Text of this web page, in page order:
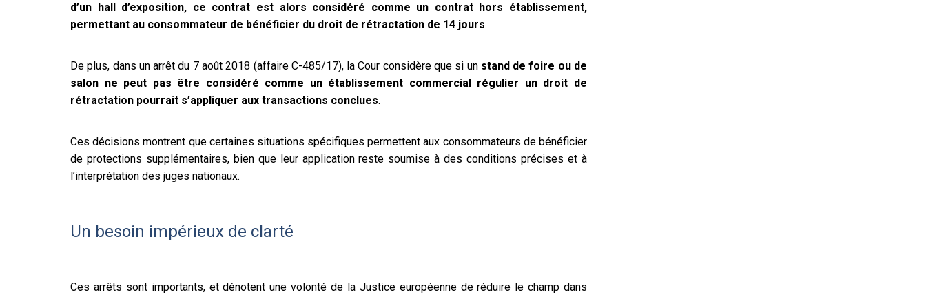
d’un hall d’exposition, ce contrat est alors considéré comme un contrat hors établissement,
permettant au consommateur de bénéficier du droit de rétractation de 14 jours.
De plus, dans un arrêt du 7 août 2018 (affaire C-485/17), la Cour considère que si un stand de foire ou de
salon ne peut pas être considéré comme un établissement commercial régulier un droit de
rétractation pourrait s’appliquer aux transactions conclues.
Ces décisions montrent que certaines situations spécifiques permettent aux consommateurs de bénéficier
de protections supplémentaires, bien que leur application reste soumise à des conditions précises et à
l’interprétation des juges nationaux.
Un besoin impérieux de clarté
Ces arrêts sont importants, et dénotent une volonté de la Justice européenne de réduire le champ dans